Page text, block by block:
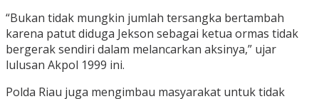
“Bukan tidak mungkin jumlah tersangka bertambah
karena patut diduga Jekson sebagai ketua ormas tidak
bergerak sendiri dalam melancarkan aksinya,” ujar
lulusan Akpol 1999 ini.
Polda Riau juga mengimbau masyarakat untuk tidak